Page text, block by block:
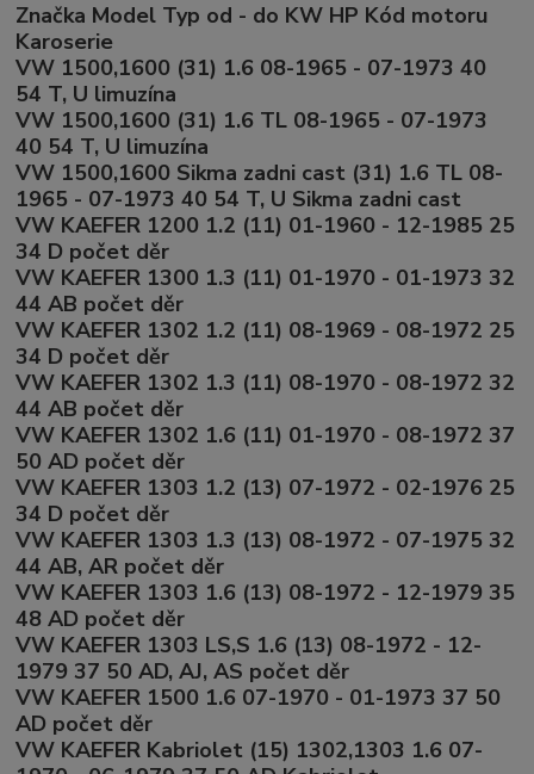
Značka Model Typ od - do KW HP Kód motoru
Karoserie
VW 1500,1600 (31) 1.6 08-1965 - 07-1973 40
54 T, U limuzína
VW 1500,1600 (31) 1.6 TL 08-1965 - 07-1973
40 54 T, U limuzína
VW 1500,1600 Sikma zadni cast (31) 1.6 TL 08-
1965 - 07-1973 40 54 T, U Sikma zadni cast
VW KAEFER 1200 1.2 (11) 01-1960 - 12-1985 25
34 D počet děr
VW KAEFER 1300 1.3 (11) 01-1970 - 01-1973 32
44 AB počet děr
VW KAEFER 1302 1.2 (11) 08-1969 - 08-1972 25
34 D počet děr
VW KAEFER 1302 1.3 (11) 08-1970 - 08-1972 32
44 AB počet děr
VW KAEFER 1302 1.6 (11) 01-1970 - 08-1972 37
50 AD počet děr
VW KAEFER 1303 1.2 (13) 07-1972 - 02-1976 25
34 D počet děr
VW KAEFER 1303 1.3 (13) 08-1972 - 07-1975 32
44 AB, AR počet děr
VW KAEFER 1303 1.6 (13) 08-1972 - 12-1979 35
48 AD počet děr
VW KAEFER 1303 LS,S 1.6 (13) 08-1972 - 12-
1979 37 50 AD, AJ, AS počet děr
VW KAEFER 1500 1.6 07-1970 - 01-1973 37 50
AD počet děr
VW KAEFER Kabriolet (15) 1302,1303 1.6 07-